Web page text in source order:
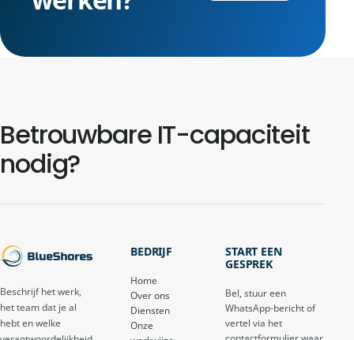
Betrouwbare IT-capaciteit
nodig?
Beschrijf het werk,
het team dat je al
hebt en welke
BEDRIJF
Home
Over ons
Diensten
Onze
START EEN
GESPREK
Bel, stuur een
WhatsApp-bericht of
vertel via het